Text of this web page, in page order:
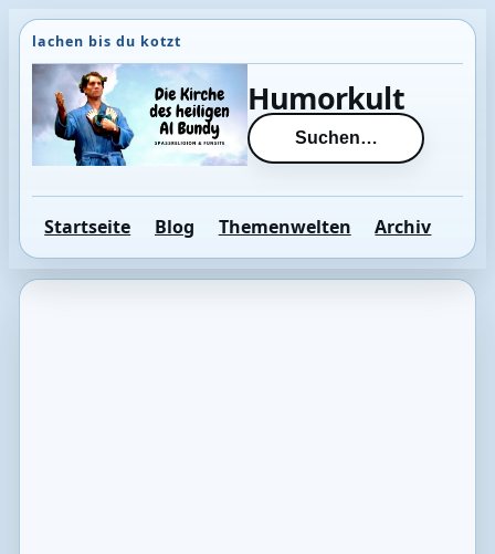
Direkt
zum
Inhalt
wechseln
Humorkult
Suchen…
Startseite Blog Themenwelten Archiv